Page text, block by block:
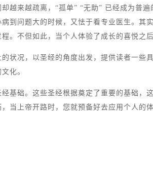
越来越疏离，“孤单” “无助” 已经成为普
到问题大的时候，又怯于看专业医生。
。不但如此，当个人体验了成长的喜悦之
状况，以圣经的角度出发，提供读者一
化。
基础。这些圣经根据奠定了重要的基础
当上帝开路时，您就预备好去应用个人的